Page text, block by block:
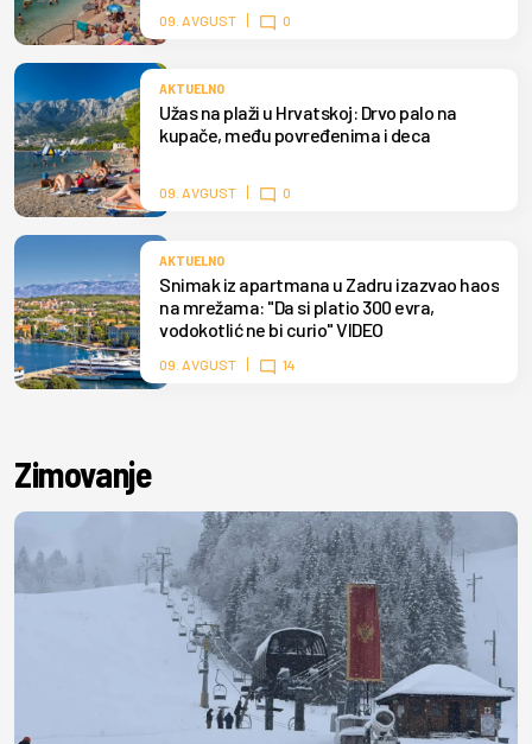
09. AVGUST 0
AKTUELNO
Užas na plaži u Hrvatskoj: Drvo palo na
kupače, među povređenima i deca
09. AVGUST 0
AKTUELNO
Snimak iz apartmana u Zadru izazvao haos
na mrežama: "Da si platio 300 evra,
vodokotlić ne bi curio" VIDEO
09. AVGUST 14
Zimovanje